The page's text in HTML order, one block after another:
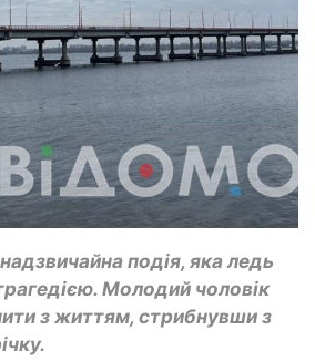
подія, яка ледь
Молодий чоловік
з життям, стрибнувши з